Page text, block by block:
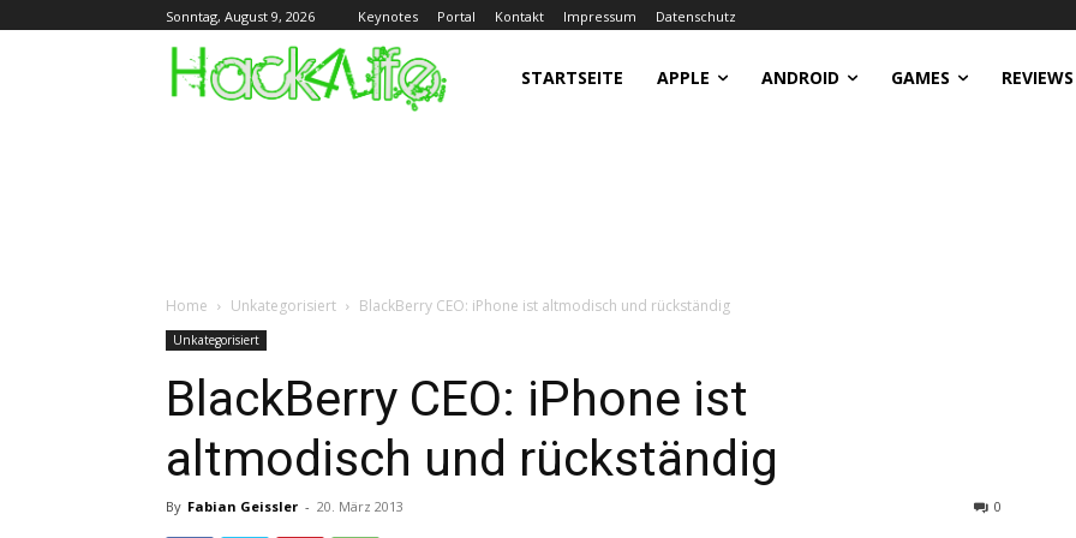
Sonntag, August 9, 2026 Keynotes Portal Kontakt Impressum Datenschutz
STARTSEITE APPLE ANDROID GAMES REVIEWS
Home Unkategorisiert BlackBerry CEO: iPhone ist altmodisch und rückständig
Unkategorisiert
BlackBerry CEO: iPhone ist
altmodisch und rückständig
By Fabian Geissler - 20. März 2013 0